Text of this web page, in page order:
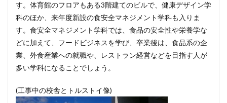
す。体育館のフロアもある3階建てのビルで、健康デザイン学
科のほか、来年度新設の食安全マネジメント学科も入りま
す。食安全マネジメント学科では、食品の安全性や栄養学な
どに加えて、フードビジネスを学び、卒業後は、食品系の企
業、外食産業への就職や、レストラン経営などを目指す人が
多い学科になることでしょう。
(工事中の校舎とトルストイ像)